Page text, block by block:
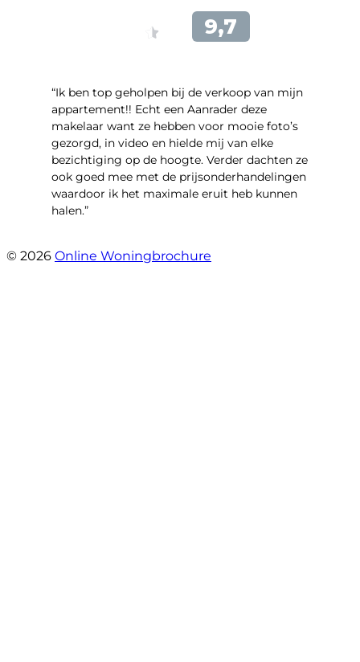
“Ik ben top geholpen bij de verkoop van mijn
appartement!! Echt een Aanrader deze
makelaar want ze hebben voor mooie foto’s
gezorgd, in video en hielde mij van elke
bezichtiging op de hoogte. Verder dachten ze
ook goed mee met de prijsonderhandelingen
waardoor ik het maximale eruit heb kunnen
halen.”
© 2026 Online Woningbrochure